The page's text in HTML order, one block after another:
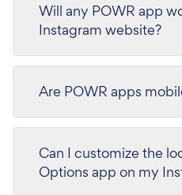
Will any POWR app
Instagram website?
Are POWR apps
Can I customize the
Options app on my